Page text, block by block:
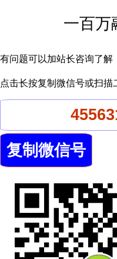
一百万
有问题可以加站长咨询了解
点击长按复制微信号或扫